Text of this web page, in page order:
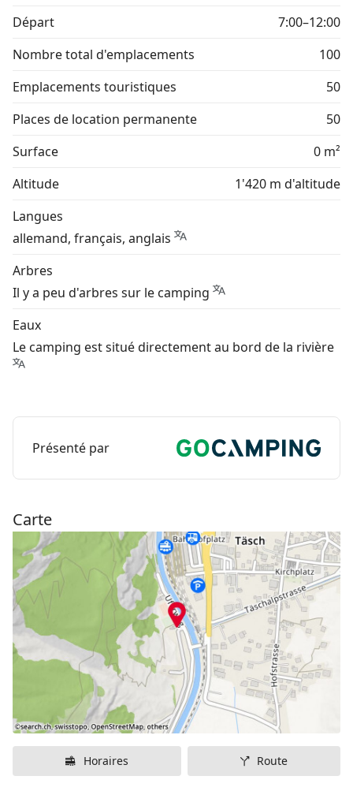
Départ
7:00–12:00
Nombre total d'emplacements
100
Emplacements touristiques
50
Places de location permanente
50
Surface
0 m²
Altitude
1'420 m d'altitude
Langues
allemand, français, anglais
Arbres
Il y a peu d'arbres sur le camping
Eaux
Le camping est situé directement au bord de la rivière
Présenté par
Carte
Horaires Route